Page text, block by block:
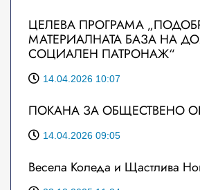
ЦЕЛЕВА ПРОГРАМА
МАТЕРИАЛНАТА БАЗА НА
СОЦИАЛЕН ПАТРОНАЖ“
14.04.2026 10:07
ПОКАНА ЗА ОБЩЕСТВЕНО
14.04.2026 09:05
Весела Коледа и Щастлива